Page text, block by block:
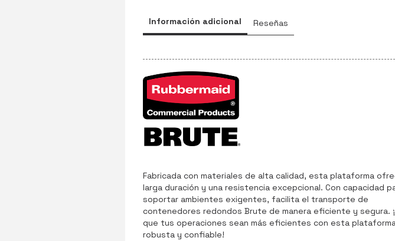
Información adicional Reseñas
Fabricada con materiales de alta calidad, esta plataforma
larga duración y una resistencia excepcional. Con capacidad
soportar ambientes exigentes, facilita el transporte de
contenedores redondos Brute de manera eficiente y segura.
que tus operaciones sean más eficientes con esta
robusta y confiable!